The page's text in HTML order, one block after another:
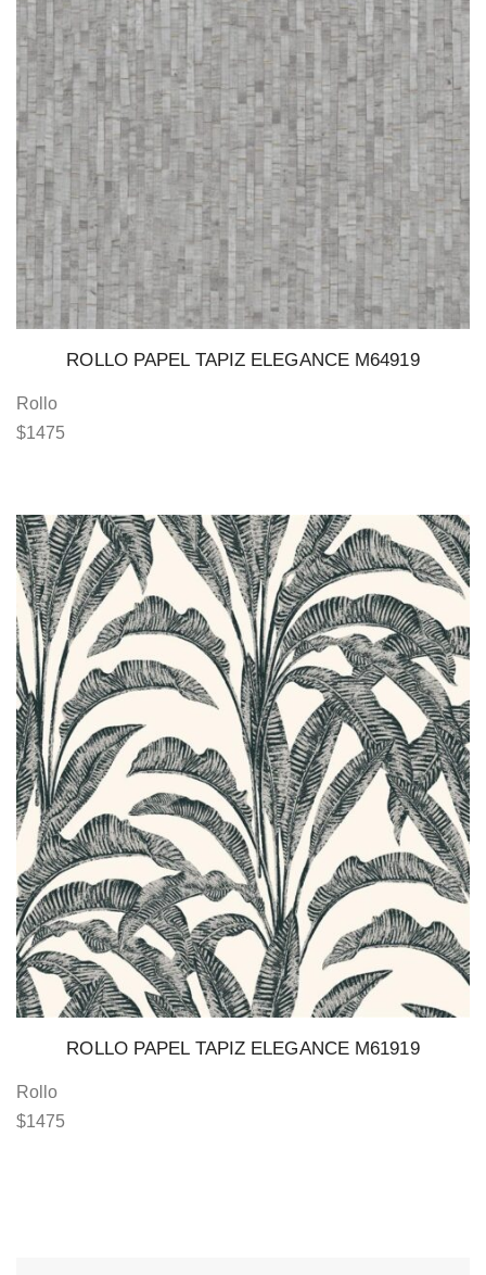
ROLLO PAPEL TAPIZ ELEGANCE M64919
Rollo
$1475
ROLLO PAPEL TAPIZ ELEGANCE M61919
Rollo
$1475